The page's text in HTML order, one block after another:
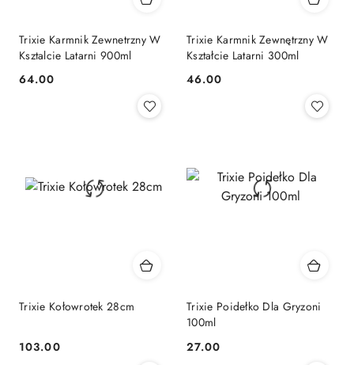
Trixie Karmnik Zewnetrzny W
Ksztalcie Latarni 900ml
Cena:
64.00
Trixie Karmnik Zewnętrzny W
Kształcie Latarni 300ml
Cena:
46.00
Trixie Kołowrotek 28cm
Cena:
103.00
Trixie Poidełko Dla Gryzoni
100ml
Cena:
27.00